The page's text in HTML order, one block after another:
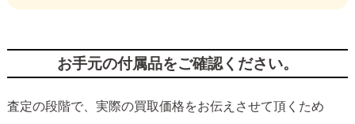
お手元の付属品をご確認ください。
査定の段階で、実際の買取価格をお伝えさせて頂くため